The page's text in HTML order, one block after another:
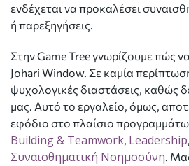
ενδέχεται να προκαλέσει
ή παρεξηγήσεις.
Στην Game Tree γνωρίζουμε πώς
Johari Window. Σε καμία
ψυχολογικές διαστάσεις, καθώς
μας. Αυτό το εργαλείο, όμως,
εφόδιο στο πλαίσιο
Building & Teamwork, Leadership,
Συναισθηματική Νοημοσύνη.